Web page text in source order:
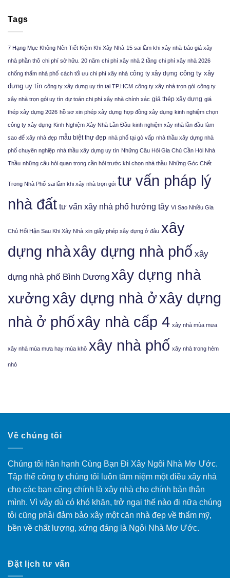
Tags
7 Hạng Mục Không Nên Tiết Kiệm Khi Xây Nhà 15 sai lầm khi xây nhà báo giá xây
nhà phần thô chi phí sở hữu. 20 năm chi phí xây nhà 2 tầng chi phí xây nhà 2026
chống thấm nhà phố cách tối ưu chi phí xây nhà công ty xây dựng công ty xây
dựng uy tín công ty xây dựng uy tín tại TP.HCM công ty xây nhà trọn gói công ty
xây nhà trọn gói uy tín dự toán chi phí xây nhà chính xác giá thép xây dựng giá
thép xây dựng 2026 hồ sơ xin phép xây dựng hợp đồng xây dựng kinh nghiệm chọn
công ty xây dựng Kinh Nghiệm Xây Nhà Lần Đầu kinh nghiệm xây nhà lần đầu làm
sao để xây nhà đẹp mẫu biệt thự đẹp nhà phố tại gò vấp nhà thầu xây dựng nhà
phố chuyên nghiệp nhà thầu xây dựng uy tín Những Câu Hỏi Gia Chủ Cần Hỏi Nhà
Thầu những câu hỏi quan trọng cần hỏi trước khi chọn nhà thầu Những Góc Chết
Trong Nhà Phố sai lầm khi xây nhà trọn gói tư vấn pháp lý
nhà đất tư vấn xây nhà phố hướng tây Vì Sao Nhiều Gia
Chủ Hối Hận Sau Khi Xây Nhà xin giấy phép xây dựng ở đâu xây
dựng nhàxây dựng nhà phố xây
dựng nhà phố Bình Dương xây dựng nhà
xưởngxây dựng nhà ởxây dựng
nhà ở phốxây nhà cấp 4 xây nhà mùa mưa
xây nhà mùa mưa hay mùa khô xây nhà phố xây nhà trong hẻm
nhỏ
Về chúng tôi
Chúng tôi hân hạnh Cùng Bạn Đi Xây Ngôi Nhà Mơ Ước.
Tập thể công ty chúng tôi luôn tâm niệm một điều xây nhà
cho các bạn cũng chính là xây nhà cho chính bản thân
mình. Vì vậy dù có khó khăn, trở ngại thế nào đi nữa chúng
tôi cũng phải đảm bảo xây một căn nhà đẹp về thẩm mỹ,
bền về chất lượng, xứng đáng là Ngôi Nhà Mơ Ước.
Đặt lịch tư vấn